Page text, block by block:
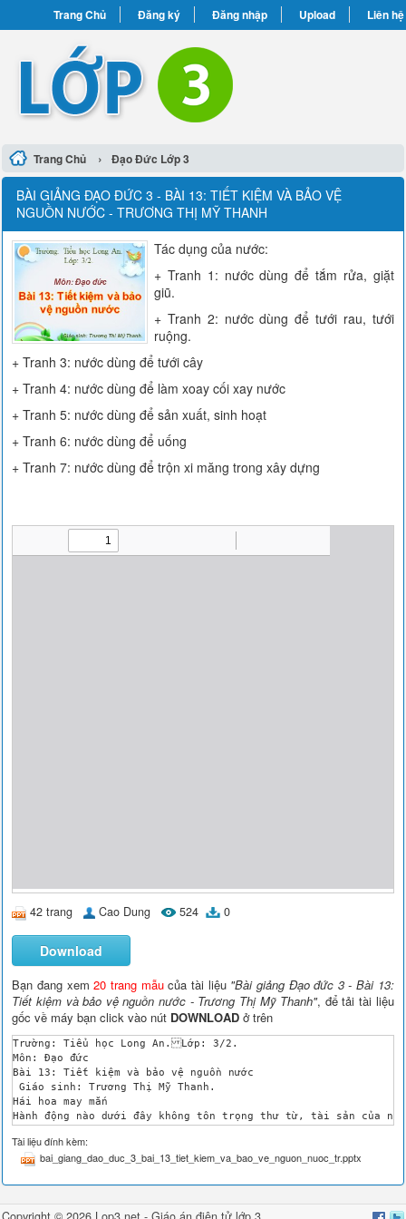
Trang Chủ Đăng ký Đăng nhập Upload Liên hệ
Trang Chủ › Đạo Đức Lớp 3
BÀI GIẢNG ĐẠO ĐỨC 3 - BÀI 13: TIẾT KIỆM VÀ BẢO VỆ
NGUỒN NƯỚC - TRƯƠNG THỊ MỸ THANH
Tác dụng của nước:
+ Tranh 1: nước dùng để tắm rửa, giặt
giũ.
+ Tranh 2: nước dùng để tưới rau, tưới
ruộng.
+ Tranh 3: nước dùng để tưới cây
+ Tranh 4: nước dùng để làm xoay cối xay nước
+ Tranh 5: nước dùng để sản xuất, sinh hoạt
+ Tranh 6: nước dùng để uống
+ Tranh 7: nước dùng để trộn xi măng trong xây dựng
42 trang Cao Dung 524 0
Download
Bạn đang xem20 trang mẫucủa tài liệu "Bài giảng Đạo đức 3 - Bài 13:
Tiết kiệm và bảo vệ nguồn nước - Trương Thị Mỹ Thanh", để tải tài liệu
gốc về máy bạn click vào nút DOWNLOAD ở trên
Trường: Tiểu học Long An.Lớp: 3/2.
Môn: Đạo đức
Bài 13: Tiết kiệm và bảo vệ nguồn nước
Giáo sinh: Trương Thị Mỹ Thanh.
Hái hoa may mắn
Hành động nào dưới đây không tôn trọng thư từ, tài sản của
a. Giữ gìn, bảo quản cẩn thận khi mượn đồ người khác.
b. Nhận giùm thư khi hàng xóm đi vắng.
c. Tự ý sử dụng thư từ, đồ dùng, sách vở.
Vì sao phải tôn trọng thư từ, tài sản của người khác?
Thư từ, tài sản của mỗi người thuộc về riêng họ. Tự ý xem
Tài liệu đính kèm:
bai_giang_dao_duc_3_bai_13_tiet_kiem_va_bao_ve_nguon_nuoc_tr.pptx